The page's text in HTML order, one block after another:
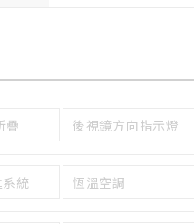
疊 後視鏡方向指示燈
統 恆溫空調